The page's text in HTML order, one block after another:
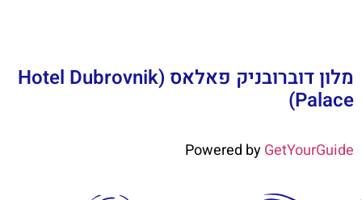
מלון דוברובניק פאלאס (Hotel Dubrovnik
Palace)
Powered byGetYourGuide